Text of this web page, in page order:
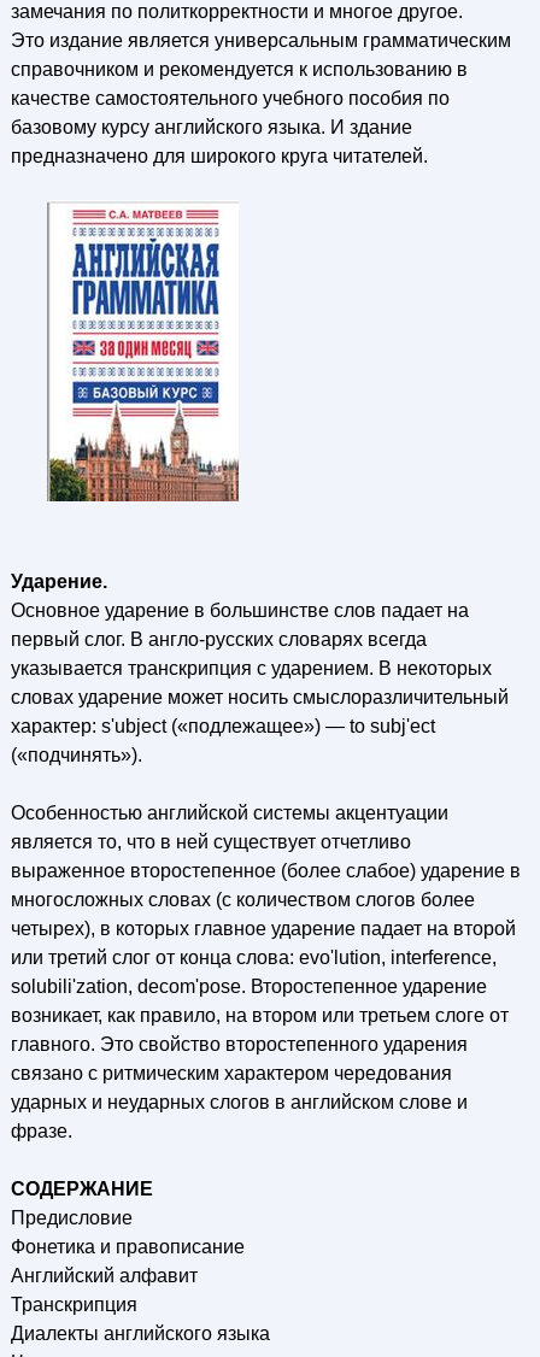
замечания по политкорректности и многое другое.
Это издание является универсальным грамматическим
справочником и рекомендуется к использованию в
качестве самостоятельного учебного пособия по
базовому курсу английского языка. И здание
предназначено для широкого круга читателей.
Ударение.
Основное ударение в большинстве слов падает на
первый слог. В англо-русских словарях всегда
указывается транскрипция с ударением. В некоторых
словах ударение может носить смыслоразличительный
характер: s'ubject («подлежащее») — to subj'ect
(«подчинять»).
Особенностью английской системы акцентуации
является то, что в ней существует отчетливо
выраженное второстепенное (более слабое) ударение в
многосложных словах (с количеством слогов более
четырех), в которых главное ударение падает на второй
или третий слог от конца слова: evo'lution, interference,
solubili'zation, decom'pose. Второстепенное ударение
возникает, как правило, на втором или третьем слоге от
главного. Это свойство второстепенного ударения
связано с ритмическим характером чередования
ударных и неударных слогов в английском слове и
фразе.
СОДЕРЖАНИЕ
Предисловие
Фонетика и правописание
Английский алфавит
Транскрипция
Диалекты английского языка